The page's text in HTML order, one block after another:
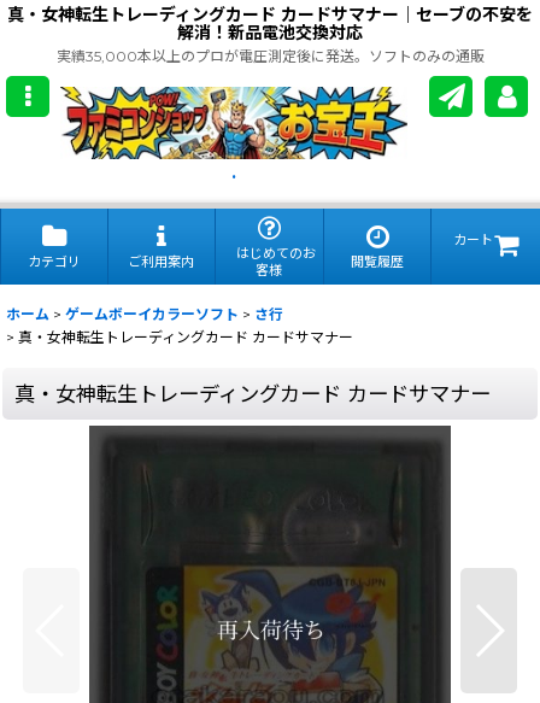
真・女神転生トレーディングカード カードサマナー｜セーブの不安を
解消！新品電池交換対応
実績35,000本以上のプロが電圧測定後に発送。ソフトのみの通販
.
カテゴリ ご利用案内
はじめてのお
客様
閲覧履歴
カート
ホーム > ゲームボーイカラーソフト > さ行
> 真・女神転生トレーディングカード カードサマナー
真・女神転生トレーディングカード カードサマナー